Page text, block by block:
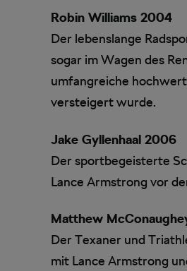
Robin Williams 2004
Der lebenslange
sogar im Wagen des
umfangreiche
versteigert wurde.
Jake Gyllenhaal 2006
Der sportbegeisterte
Lance Armstrong vor
Matthew
Der Texaner und
mit Lance Armstrong